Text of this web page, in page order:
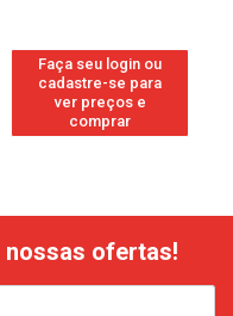
Faça seu login ou
cadastre-se para
ver preços e
comprar
nossas ofertas!